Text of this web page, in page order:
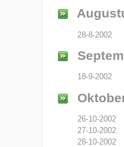
28-8-2002
18-9-2002
26-10-2002
27-10-2002
28-10-2002